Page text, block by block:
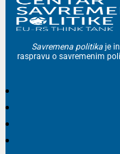
Savremena politika je
raspravu o savremenim